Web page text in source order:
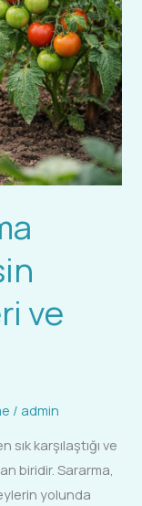
ve
/ admin
karşılaştığı ve
biridir. Sararma,
yolunda